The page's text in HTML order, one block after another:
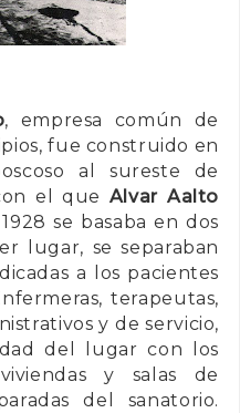
, empresa común de
fue construido en
al sureste de
el que Alvar Aalto
se basaba en dos
lugar, se separaban
a los pacientes
terapeutas,
y de servicio,
del lugar con los
y salas de
del sanatorio.